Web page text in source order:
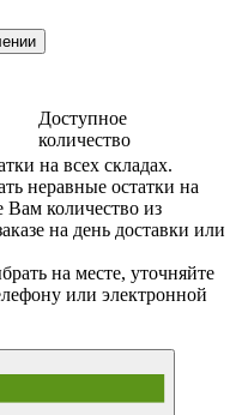
Доступное
количество
на всех складах.
неравные остатки на
Вам количество из
на день доставки или
на месте, уточняйте
или электронной